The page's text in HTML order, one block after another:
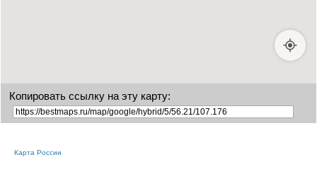
Копировать ссылку на эту карту:
Карта России